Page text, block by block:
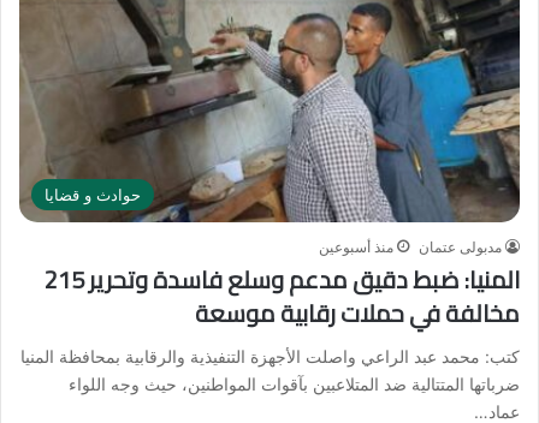
حوادث و قضايا
مدبولى عتمان منذ أسبوعين
المنيا: ضبط دقيق مدعم وسلع فاسدة وتحرير 215
مخالفة في حملات رقابية موسعة
كتب: محمد عبد الراعي واصلت الأجهزة التنفيذية والرقابية بمحافظة المنيا
ضرباتها المتتالية ضد المتلاعبين بآقوات المواطنين، حيث وجه اللواء
عماد…